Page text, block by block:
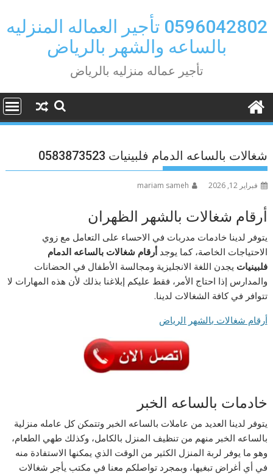
to
content
0596042802 تأجير العماله المنزليه
بالساعه والشهر بالرياض
تأجير عماله منزليه بالرياض
شغالات بالساعه الدمام فلبينيات 0583873523
فبراير 12, 2026 mariam sameh
أرقام شغالات بالشهر الظهران
يتوفر لدينا خادمات مدربات في الاحساء على التعامل مع زوي
الاحتياجات الخاصة، كما يوجدأرقام شغالات بالساعه الدمام
فلبينيات يجدن اللغة الانجليزية ومجالسة الأطفال في الحضانات
والمدارس إذا احتاج الأمر، فقط عليكم إبلاغنا بذلك لأن هذه المهارات لا
تتوافر في كافة الشغالات لدينا.
أرقام شغالات بالشهر الرياض
خادمات بالساعه الخبر
يتوفر لدينا العديد من عاملات بالساعه الخبر وتتمكن كل عامله منزلية
بالساعه الخبر منهم من تنظيف المنزل بالكامل، وكذلك طهي الطعام،
وهو ما يوفر لربة المنزل الكثير من الوقت الذي يمكنها الاستفادة منه
في أي أغراض تبغيها، وبمجرد تواصلكم معنا في مكتب يأجر شغالات